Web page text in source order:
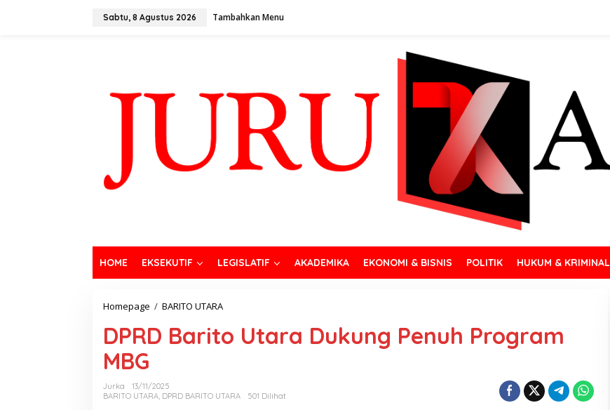
Sabtu, 8 Agustus 2026 Tambahkan Menu
HOME EKSEKUTIF LEGISLATIF AKADEMIKA EKONOMI & BISNIS POLITIK HUKUM & KRIMINAL
Homepage / BARITO UTARA
DPRD Barito Utara Dukung Penuh Program
MBG
Jurka
13/11/2025
BARITO UTARA, DPRD BARITO UTARA 501 Dilihat